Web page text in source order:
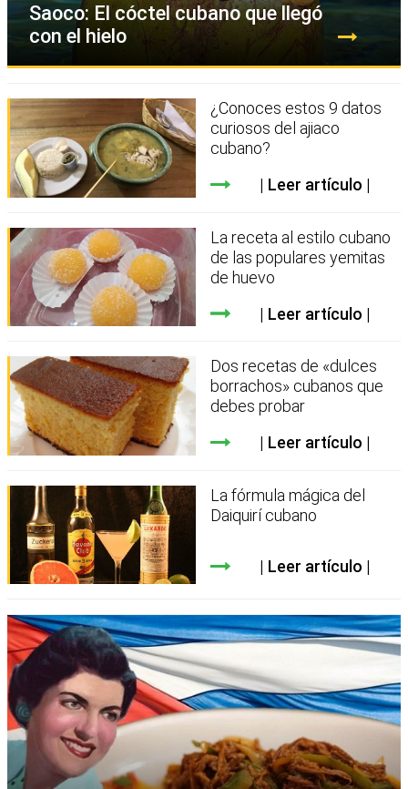
Saoco: El cóctel cubano que llegó
con el hielo
¿Conoces estos 9 datos
curiosos del ajiaco
cubano?
Leer artículo
La receta al estilo cubano
de las populares yemitas
de huevo
Leer artículo
Dos recetas de «dulces
borrachos» cubanos que
debes probar
Leer artículo
La fórmula mágica del
Daiquirí cubano
Leer artículo